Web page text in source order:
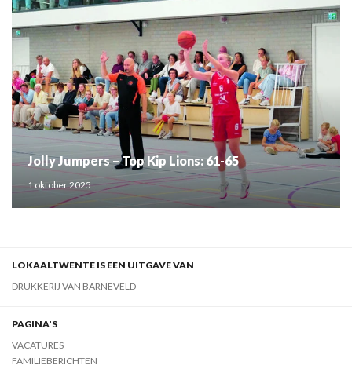
Jolly Jumpers – Top Kip Lions: 61-65
1 oktober 2025
LOKAALTWENTE IS EEN UITGAVE VAN
DRUKKERIJ VAN BARNEVELD
PAGINA'S
VACATURES
FAMILIEBERICHTEN